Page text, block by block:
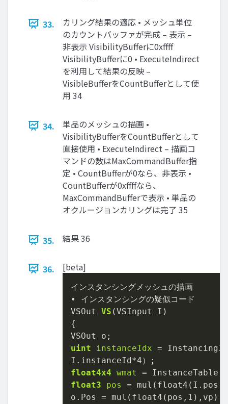
33.
カリング結果の適応 • メッシュ単位
のカウントバッファが完成 – 表示 –
非表示 VisibilityBufferに0xffff
VisibilityBufferに0 • ExecuteIndirect
を利用して結果の反映 –
VisibleBufferをCountBufferとして使
用 34
34.
単品のメッシュの描画 •
VisibilityBufferをCountBufferとして
直接使用 • ExecuteIndirect – 描画コ
マンドの数はMaxCommandBuffer指
定 • CountBufferが0なら、非表示 •
CountBufferが0xffffなら、
MaxCommandBufferで表示 • 単品の
オクルージョンカリングは完了 35
35. 結果 36
36. [beta]
インスタンシングメッシュの描画
• インスタンシングの疑似コード
VSOut VS (VSInput I)
{
uint
instanceIdx =
I.instanceId*4
float4x4 wmat
=
float3
pos = mul(float4(I.pos,
o.Pos = mul(float4(pos, 1 ),vp);